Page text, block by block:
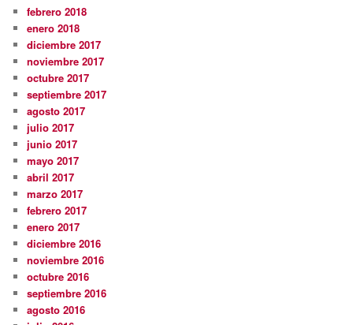
febrero 2018
enero 2018
diciembre 2017
noviembre 2017
octubre 2017
septiembre 2017
agosto 2017
julio 2017
junio 2017
mayo 2017
abril 2017
marzo 2017
febrero 2017
enero 2017
diciembre 2016
noviembre 2016
octubre 2016
septiembre 2016
agosto 2016